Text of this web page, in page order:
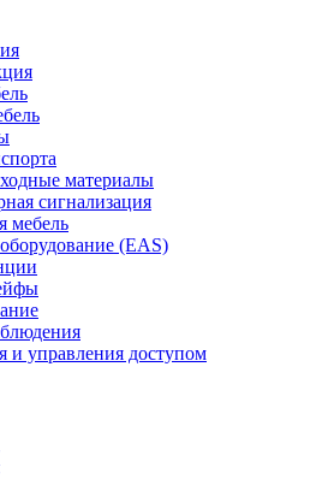
материалы
сигнализация
мебель
(EAS)
и управления доступом